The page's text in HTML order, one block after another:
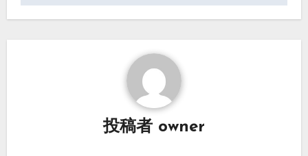
ビ
投稿者 owner